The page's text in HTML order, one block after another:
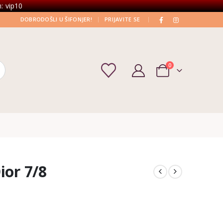
vip10
DOBRODOŠLI U ŠIFONJER! | PRIJAVITE SE |
0
7/8